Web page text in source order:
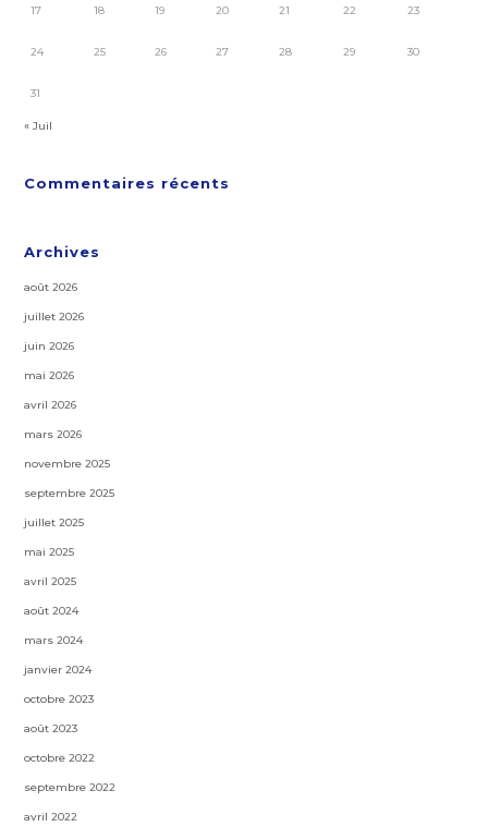
17 18 19 20 21 22 23
24 25 26 27 28 29 30
31
« Juil
Commentaires récents
Archives
août 2026
juillet 2026
juin 2026
mai 2026
avril 2026
mars 2026
novembre 2025
septembre 2025
juillet 2025
mai 2025
avril 2025
août 2024
mars 2024
janvier 2024
octobre 2023
août 2023
octobre 2022
septembre 2022
avril 2022